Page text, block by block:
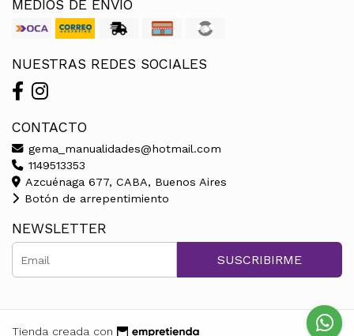
MEDIOS DE ENVÍO
NUESTRAS REDES SOCIALES
CONTACTO
gema_manualidades@hotmail.com
1149513353
Azcuénaga 677, CABA, Buenos Aires
Botón de arrepentimiento
NEWSLETTER
SUSCRIBIRME
Tienda creada con